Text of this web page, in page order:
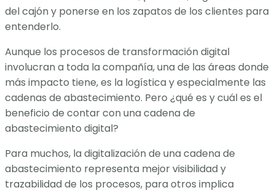
del cajón y ponerse en los zapatos de los clientes para
entenderlo.
Aunque los procesos de transformación digital
involucran a toda la compañía, una de las áreas donde
más impacto tiene, es la logística y especialmente las
cadenas de abastecimiento. Pero ¿qué es y cuál es el
beneficio de contar con una cadena de
abastecimiento digital?
Para muchos, la digitalización de una cadena de
abastecimiento representa mejor visibilidad y
trazabilidad de los procesos, para otros implica